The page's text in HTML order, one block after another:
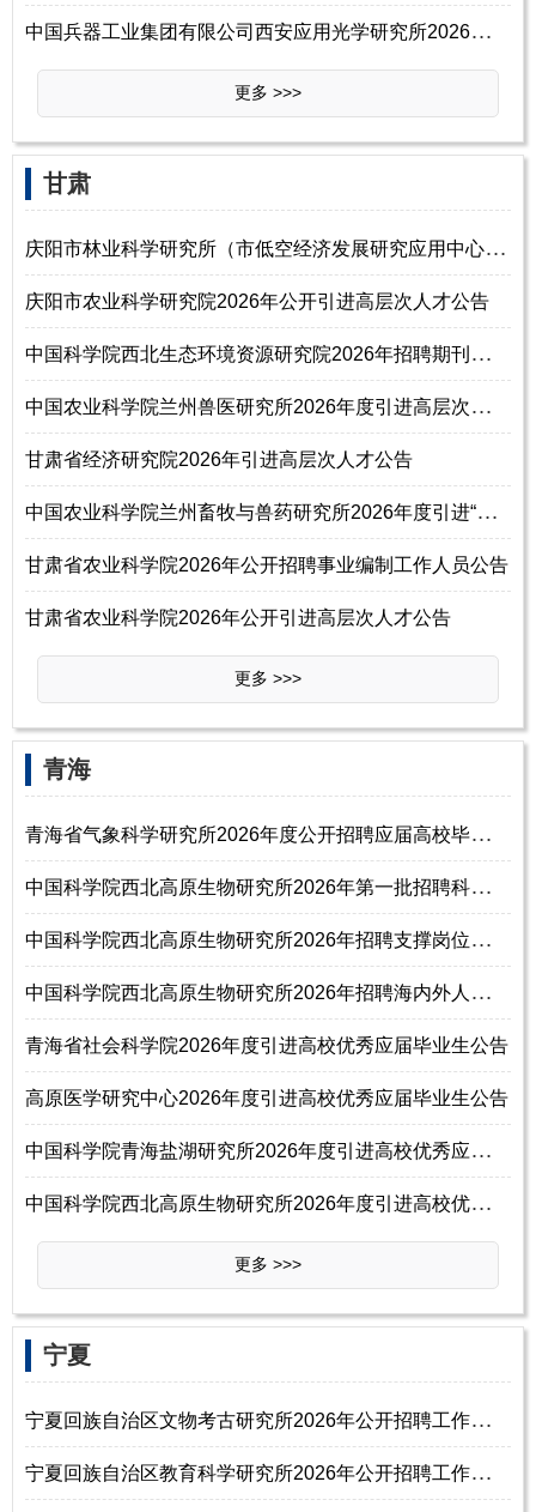
中
国兵器工业集团有限公司西安应用光学研究所2026年校园招聘博士研究生信息
更多 >>>
‌‌甘肃
庆
阳市林业科学研究所（市低空经济发展研究应用中心）2026年公开引进高层次
庆阳市农业科学研究院2026年公开引进高层次人才公告
中
国科学院西北生态环境资源研究院2026年招聘期刊编辑人员启事
中
国农业科学院兰州兽医研究所2026年度引进高层次人才公告
甘肃省经济研究院2026年引进高层次人才公告
中
国农业科学院兰州畜牧与兽药研究所2026年度引进“青年英才”公告
甘肃省农业科学院2026年公开招聘事业编制工作人员公告
甘肃省农业科学院2026年公开引进高层次人才公告
更多 >>>
‌‌青海
青
海省气象科学研究所2026年度公开招聘应届高校毕业生公告（第二批次）
中
国科学院西北高原生物研究所2026年第一批招聘科研岗位人员启事
中
国科学院西北高原生物研究所2026年招聘支撑岗位人员启事
中
国科学院西北高原生物研究所2026年招聘海内外人才启事
青海省社会科学院2026年度引进高校优秀应届毕业生公告
高原医学研究中心2026年度引进高校优秀应届毕业生公告
中
国科学院青海盐湖研究所2026年度引进高校优秀应届毕业生公告
中
国科学院西北高原生物研究所2026年度引进高校优秀应届毕业生19名公告
更多 >>>
‌‌宁夏
宁
夏回族自治区文物考古研究所2026年公开招聘工作人员公告（硕士研究生及以
宁
夏回族自治区教育科学研究所2026年公开招聘工作人员公告